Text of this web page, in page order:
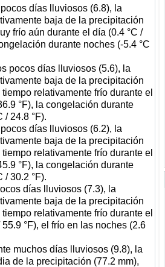
días lluviosos (6.8), la
baja de la precipitación
frío aún durante el día (0.4 °C /
durante noches (-5.4 °C
pocos días lluviosos (5.6), la
baja de la precipitación
tiempo relativamente frío durante el
°F), la congelación durante
/ 24.8 °F).
días lluviosos (6.2), la
baja de la precipitación
tiempo relativamente frío durante el
°F), la congelación durante
/ 30.2 °F).
días lluviosos (7.3), la
baja de la precipitación
tiempo relativamente frío durante el
55.9 °F), el frío en las noches (2.6
muchos días lluviosos (9.8), la
de la precipitación (77.2 mm),